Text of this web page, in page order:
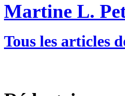
Martine L.
Tous les articles